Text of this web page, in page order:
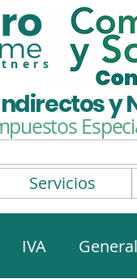
y
Servicios
IVA General